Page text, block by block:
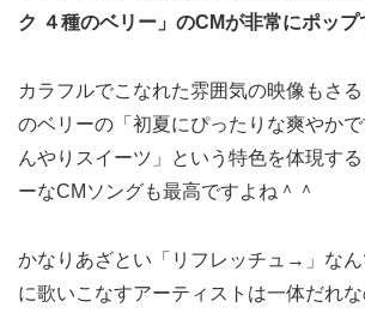
ク ４種のベリー」のCMが非常にポップ
カラフルでこなれた雰囲気の映像もさ
のベリーの「初夏にぴったりな爽やか
んやりスイーツ」という特色を体現す
ーなCMソングも最高ですよね＾＾
かなりあざとい「リフレッチュ→」な
に歌いこなすアーティストは一体だれ